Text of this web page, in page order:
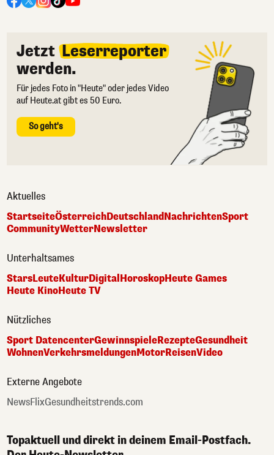
Jetzt Leserreporter
werden.
Für jedes Foto in "Heute" oder jedes Video
auf Heute.at gibt es 50 Euro.
So geht's
Aktuelles
StartseiteÖsterreichDeutschlandNachrichtenSport
CommunityWetterNewsletter
Unterhaltsames
StarsLeuteKulturDigitalHoroskopHeute Games
Heute KinoHeute TV
Nützliches
Sport DatencenterGewinnspieleRezepteGesundheit
WohnenVerkehrsmeldungenMotorReisenVideo
Externe Angebote
NewsFlixGesundheitstrends.com
Topaktuell und direkt in deinem Email-Postfach.